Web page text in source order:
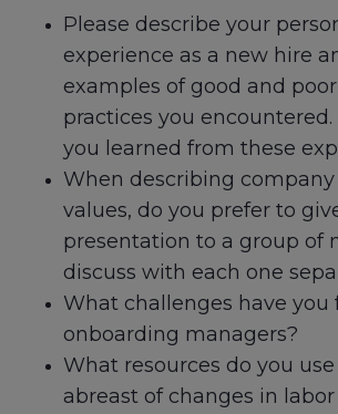
Please describe your
experience as a new hire
examples of good and
practices you
you learned from these
When describing company
values, do you prefer to
presentation to a group of
discuss with each one
What challenges have you
onboarding managers?
What resources do you
abreast of changes in